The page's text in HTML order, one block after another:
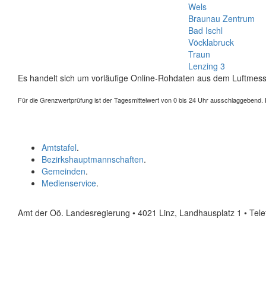
Wels
Braunau Zentrum
Bad Ischl
Vöcklabruck
Traun
Lenzing 3
Es handelt sich um vorläufige Online-Rohdaten aus dem
Für die Grenzwertprüfung ist der Tagesmittelwert von 0 bis 24 Uhr
Amtstafel.
Bezirkshauptmannschaften.
Gemeinden.
Medienservice.
Amt der Oö. Landesregierung • 4021 Linz, Landhausplatz 1 •